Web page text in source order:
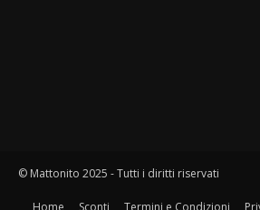
© Mattonito 2025 - Tutti i diritti riservati
Home Sconti Termini e Condizioni